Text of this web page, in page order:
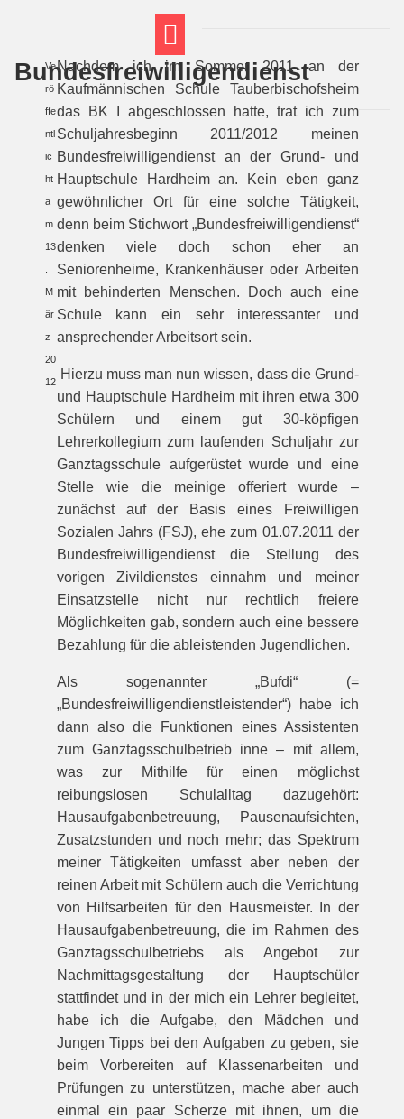
Bundesfreiwilligendienst
Ve
rö
ffe
ntl
ic
ht
a
m
13
M
är
z
20
12
Nachdem ich im Sommer 2011 an der
Kaufmännischen Schule Tauberbischofsheim
das BK I abgeschlossen hatte, trat ich zum
Schuljahresbeginn 2011/2012 meinen
Bundesfreiwilligendienst an der Grund- und
Hauptschule Hardheim an. Kein eben ganz
gewöhnlicher Ort für eine solche Tätigkeit,
denn beim Stichwort „Bundesfreiwilligendienst“
denken viele doch schon eher an
Seniorenheime, Krankenhäuser oder Arbeiten
mit behinderten Menschen. Doch auch eine
Schule kann ein sehr interessanter und
ansprechender Arbeitsort sein.
Hierzu muss man nun wissen, dass die Grund-
und Hauptschule Hardheim mit ihren etwa 300
Schülern und einem gut 30-köpfigen
Lehrerkollegium zum laufenden Schuljahr zur
Ganztagsschule aufgerüstet wurde und eine
Stelle wie die meinige offeriert wurde –
zunächst auf der Basis eines Freiwilligen
Sozialen Jahrs (FSJ), ehe zum 01.07.2011 der
Bundesfreiwilligendienst die Stellung des
vorigen Zivildienstes einnahm und meiner
Einsatzstelle nicht nur rechtlich freiere
Möglichkeiten gab, sondern auch eine bessere
Bezahlung für die ableistenden Jugendlichen.
Als sogenannter „Bufdi“ (=
„Bundesfreiwilligendienstleistender“) habe ich
dann also die Funktionen eines Assistenten
zum Ganztagsschulbetrieb inne – mit allem,
was zur Mithilfe für einen möglichst
reibungslosen Schulalltag dazugehört:
Hausaufgabenbetreuung, Pausenaufsichten,
Zusatzstunden und noch mehr; das Spektrum
meiner Tätigkeiten umfasst aber neben der
reinen Arbeit mit Schülern auch die Verrichtung
von Hilfsarbeiten für den Hausmeister. In der
Hausaufgabenbetreuung, die im Rahmen des
Ganztagsschulbetriebs als Angebot zur
Nachmittagsgestaltung der Hauptschüler
stattfindet und in der mich ein Lehrer begleitet,
habe ich die Aufgabe, den Mädchen und
Jungen Tipps bei den Aufgaben zu geben, sie
beim Vorbereiten auf Klassenarbeiten und
Prüfungen zu unterstützen, mache aber auch
einmal ein paar Scherze mit ihnen, um die